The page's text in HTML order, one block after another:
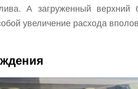
А загруженный верхний
увеличение расхода